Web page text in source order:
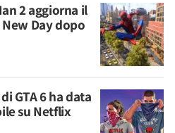
2 aggiorna il
Day dopo
GTA 6 ha data
su Netflix